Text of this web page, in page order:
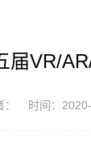
届VR/
时间：